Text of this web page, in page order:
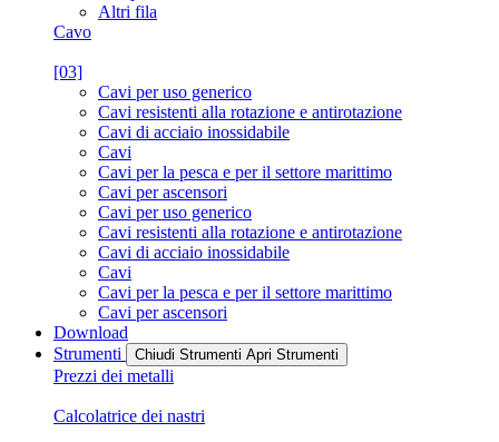
Altri fila
Cavo
[03]
Cavi per uso generico
Cavi resistenti alla rotazione e antirotazione
Cavi di acciaio inossidabile
Cavi
Cavi per la pesca e per il settore marittimo
Cavi per ascensori
Cavi per uso generico
Cavi resistenti alla rotazione e antirotazione
Cavi di acciaio inossidabile
Cavi
Cavi per la pesca e per il settore marittimo
Cavi per ascensori
Download
Strumenti
Chiudi Strumenti Apri Strumenti
Prezzi dei metalli
Calcolatrice dei nastri